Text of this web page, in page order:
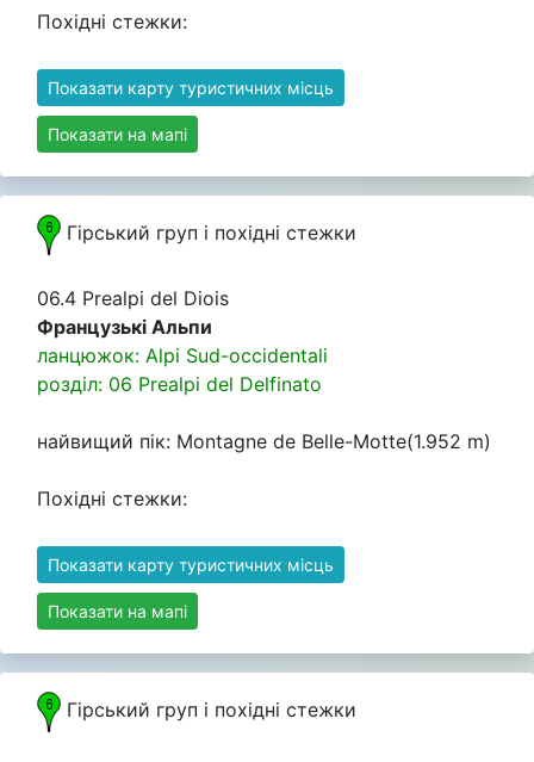
Похідні стежки:
Показати карту туристичних місць
Показати на мапі
Гірський груп i похідні стежки
06.4 Prealpi del Diois
Французькі Альпи
ланцюжок: Alpi Sud-occidentali
розділ: 06 Prealpi del Delfinato
найвищий пік: Montagne de Belle-Motte(1.952 m)
Похідні стежки:
Показати карту туристичних місць
Показати на мапі
Гірський груп i похідні стежки